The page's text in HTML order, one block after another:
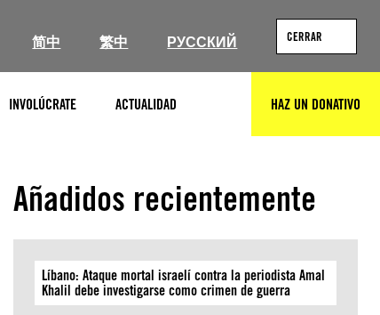
简中 繁中 РУССКИЙ CERRAR
INVOLÚCRATE ACTUALIDAD HAZ UN DONATIVO
Añadidos recientemente
Líbano: Ataque mortal israelí contra la periodista Amal
Khalil debe investigarse como crimen de guerra